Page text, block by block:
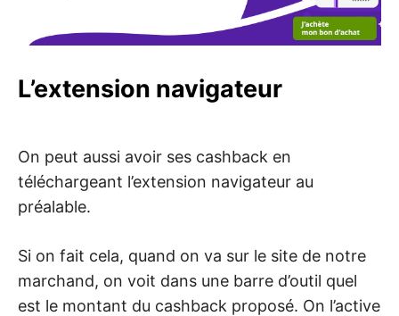
L’extension navigateur
On peut aussi avoir ses cashback en
téléchargeant l’extension navigateur au
préalable.
Si on fait cela, quand on va sur le site de notre
marchand, on voit dans une barre d’outil quel
est le montant du cashback proposé. On l’active